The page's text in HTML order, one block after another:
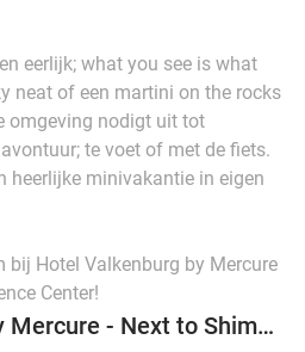
eerlijk; what you see is what
neat of een martini on the rocks
omgeving nodigt uit tot
te voet of met de fiets.
heerlijke minivakantie in eigen
bij Hotel Valkenburg by Mercure
Center!
Hotel Valkenburg by Mercure - Next to Shimano Experience Center